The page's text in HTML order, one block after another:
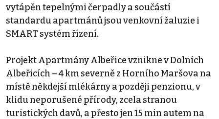
vytápěn tepelnými čerpadly a součástí
standardu apartmánů jsou venkovní žaluzie i
SMART systém řízení.
Projekt Apartmány Albeřice vznikne v Dolních
Albeřicích – 4 km severně z Horního Maršova na
místě někdejší mlékárny a později penzionu, v
klidu neporušené přírody, zcela stranou
turistických davů, a přesto jen 15 min autem na